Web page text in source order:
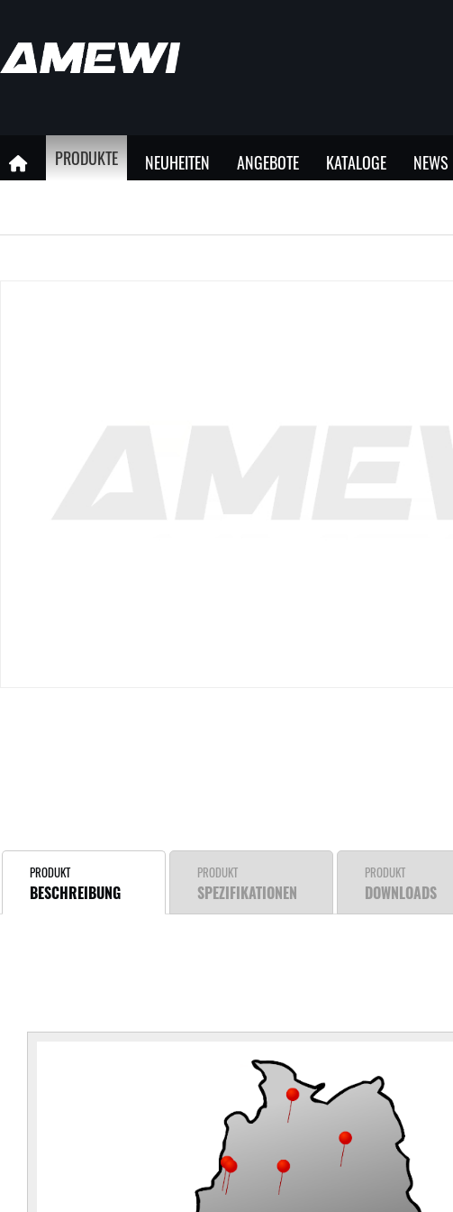
PRODUKTE NEUHEITEN ANGEBOTE KATALOGE NEWS
PRODUKT
BESCHREIBUNG
PRODUKT
SPEZIFIKATIONEN
PRODUKT
DOWNLOADS